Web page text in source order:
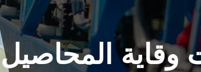
وقاية المحاصيل